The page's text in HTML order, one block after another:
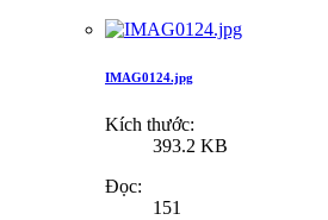
IMAG0124.jpg
Kích thước:
393.2 KB
Đọc:
151